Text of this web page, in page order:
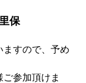
保
ますので、予め
ご参加頂けま